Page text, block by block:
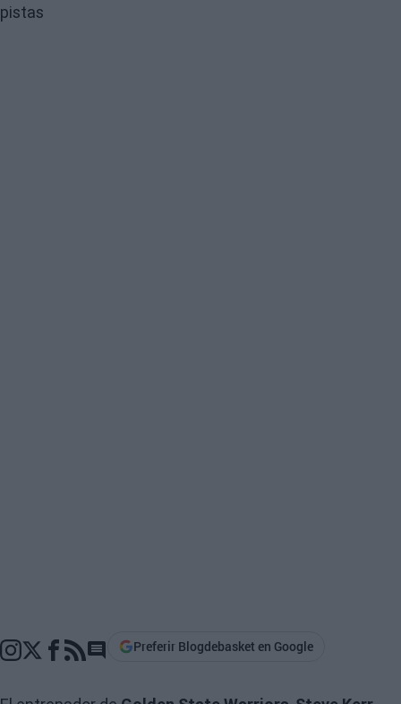
pistas
Go to comments section
Preferir Blogdebasket en Google